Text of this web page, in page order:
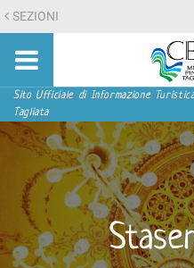
Salta
ai
contenuti.
Salta
alla
navigazione
SEZIONI
Sito
Cervia,
Milano
Sezioni
Sito Ufficiale di Informazione
Tagliata
menu